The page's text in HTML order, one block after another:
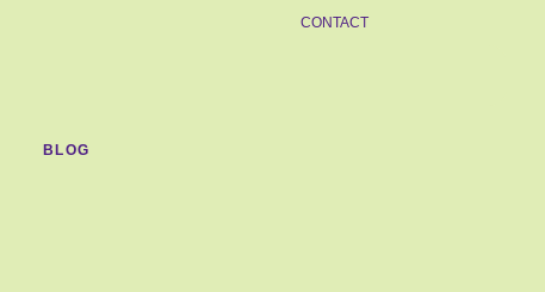
CONTACT
BLOG